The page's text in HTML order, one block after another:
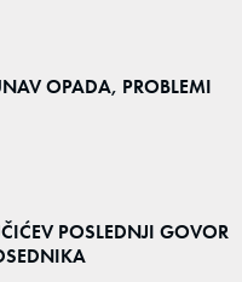
OPADA, PROBLEMI
POSLEDNJI GOVOR